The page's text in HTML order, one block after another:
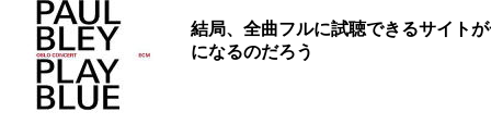
結局、全曲フルに試聴できるサイト
になるのだろう